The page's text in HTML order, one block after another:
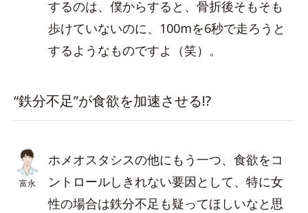
するのは、僕からすると、骨折後そもそも
歩けていないのに、100mを6秒で走ろうと
するようなものですよ（笑）。
“鉄分不足”が食欲を加速させる!?
富永
ホメオスタシスの他にもう一つ、食欲をコ
ントロールしきれない要因として、特に女
性の場合は鉄分不足も疑ってほしいなと思